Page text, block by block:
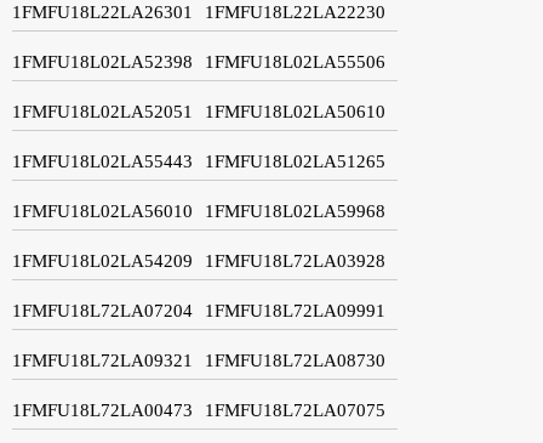
1FMFU18L22LA26301 1FMFU18L22LA22230
1FMFU18L02LA52398 1FMFU18L02LA55506
1FMFU18L02LA52051 1FMFU18L02LA50610
1FMFU18L02LA55443 1FMFU18L02LA51265
1FMFU18L02LA56010 1FMFU18L02LA59968
1FMFU18L02LA54209 1FMFU18L72LA03928
1FMFU18L72LA07204 1FMFU18L72LA09991
1FMFU18L72LA09321 1FMFU18L72LA08730
1FMFU18L72LA00473 1FMFU18L72LA07075